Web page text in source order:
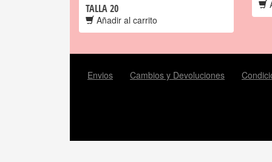
TALLA 20
Añadir al carrito
Envios Cambios y Devoluciones